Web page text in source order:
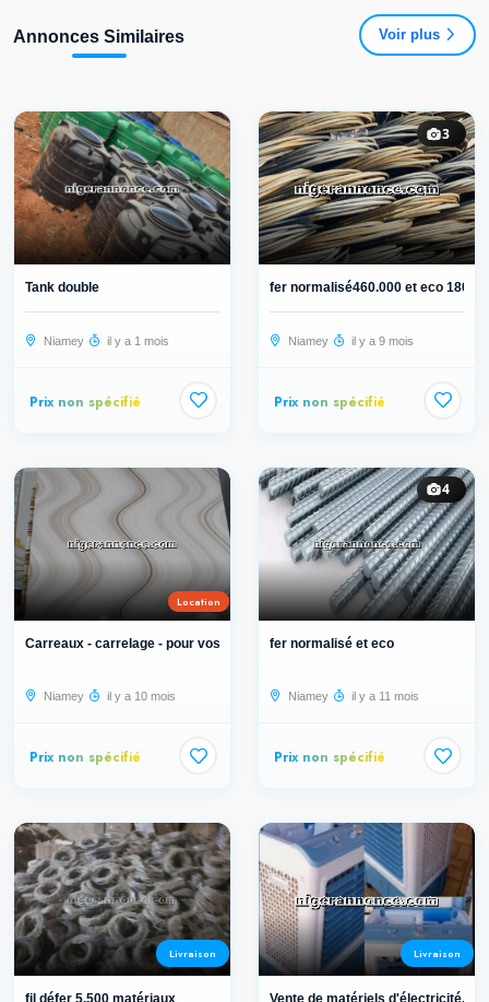
Annonces Similaires Voir plus
Tank double
Niamey il y a 1 mois
Prix non spécifié
3
fer normalisé460.000 et eco
Niamey il y a 9 mois
Prix non spécifié
Location
Carreaux - carrelage - pour vos mai...
Niamey il y a 10 mois
Prix non spécifié
4
fer normalisé et eco
Niamey il y a 11 mois
Prix non spécifié
Livraison
fil défer 5.500 matériaux
Livraison
Vente de matériels d'électricité, d...